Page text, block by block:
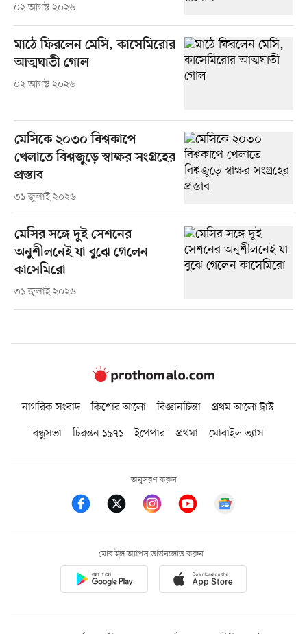
০২ আগস্ট ২০২৬
মাঠে ফিরলেন মেসি, কাসেমিরোর
আত্মঘাতী গোল
০২ আগস্ট ২০২৬
মেসিকে ২০৩০ বিশ্বকাপে
খেলাতে বিশ্বজুড়ে স্বাক্ষর সংগ্রহের
প্রস্তাব
৩১ জুলাই ২০২৬
মেসির সঙ্গে দুই সেশনের
অনুশীলনেই যা বুঝে গেলেন
কাসেমিরো
৩১ জুলাই ২০২৬
নাগরিক সংবাদ কিশোর আলো বিজ্ঞানচিন্তা
প্রথম আলো ট্রাস্ট
বন্ধুসভা
চিরন্তন ১৯৭১ ইপেপার প্রথমা মোবাইল ভ্যাস
অনুসরণ করুন
মোবাইল অ্যাপস ডাউনলোড করুন